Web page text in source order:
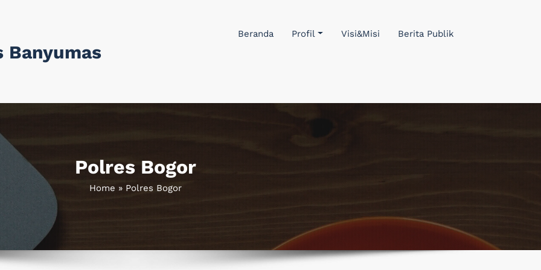
Banyumas
Beranda Profil Visi&Misi Berita Publik
Polres Bogor
Home » Polres Bogor